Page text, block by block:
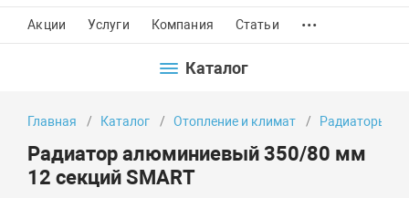
Акции Услуги Компания Статьи ...
Каталог
Главная Каталог Отопление и климат Радиаторы
Радиатор алюминиевый 350/80 мм
12 секций SMART